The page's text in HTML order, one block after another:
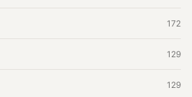
172
129
129